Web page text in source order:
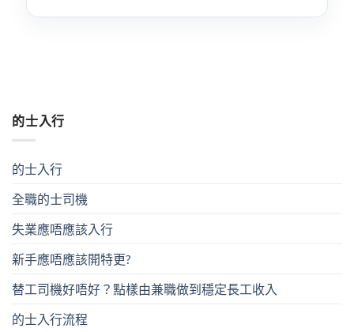
的士入行
的士入行
全職的士司機
失業應唔應該入行
新手應唔應該開特更?
替工司機好唔好？點樣由兼職做到穩定長工收入
的士入行流程